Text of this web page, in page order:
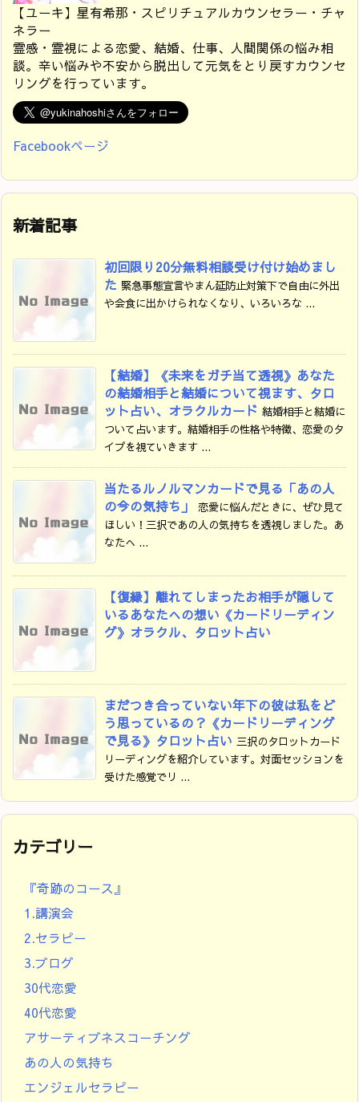
【ユーキ】星有希那・スピリチュアルカウンセラー・チャ
ネラー
霊感・霊視による恋愛、結婚、仕事、人間関係の悩み相
談。辛い悩みや不安から脱出して元気をとり戻すカウンセ
リングを行っています。
Facebookページ
新着記事
初回限り20分無料相談受け付け始めまし
た 緊急事態宣言やまん延防止対策下で自由に外出
や会食に出かけられなくなり、いろいろな ...
【結婚】《未来をガチ当て透視》あなた
の結婚相手と結婚について視ます、タロ
ット占い、オラクルカード 結婚相手と結婚に
ついて占います。結婚相手の性格や特徴、恋愛のタ
イプを視ていきます ...
当たるルノルマンカードで見る「あの人
の今の気持ち」
恋愛に悩んだときに、ぜひ見て
ほしい！三択であの人の気持ちを透視しました。あ
なたへ ...
【復縁】離れてしまったお相手が隠して
いるあなたへの想い《カードリーディン
グ》オラクル、タロット占い
まだつき合っていない年下の彼は私をど
う思っているの？《カードリーディング
で見る》タロット占い 三択のタロットカード
リーディングを紹介しています。対面セッションを
受けた感覚でリ ...
カテゴリー
『奇跡のコース』
1.講演会
2.セラピー
3.ブログ
30代恋愛
40代恋愛
アサーティブネスコーチング
あの人の気持ち
エンジェルセラピー